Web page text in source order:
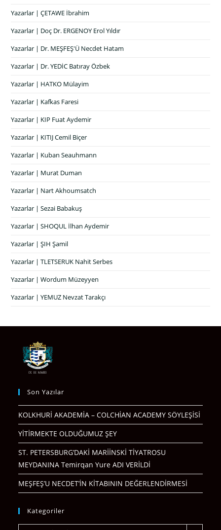
Yazarlar | ÇETAWE İbrahim
Yazarlar | Doç Dr. ERGENOY Erol Yıldır
Yazarlar | Dr. MEŞFEŞ'Ü Necdet Hatam
Yazarlar | Dr. YEDİC Batıray Özbek
Yazarlar | HATKO Mülayim
Yazarlar | Kafkas Faresi
Yazarlar | KIP Fuat Aydemir
Yazarlar | KITIJ Cemil Biçer
Yazarlar | Kuban Seauhmann
Yazarlar | Murat Duman
Yazarlar | Nart Akhoumsatch
Yazarlar | Sezai Babakuş
Yazarlar | SHOQUL İlhan Aydemir
Yazarlar | ŞIH Şamil
Yazarlar | TLETSERUK Nahit Serbes
Yazarlar | Wordum Müzeyyen
Yazarlar | YEMUZ Nevzat Tarakçı
Son Yazılar
KOLKHURİ AKADEMİA – COLCHİAN ACADEMY SÖYLEŞİSİ
YİTİRMEKTE OLDUĞUMUZ ŞEY
ST. PETERSBURG’DAKİ MARİİNSKİ TİYATROSU
MEYDANINA Temirqan Yure ADI VERİLDİ
MEŞFEŞ’U NECDET’İN KİTABININ DEĞERLENDİRMESİ
Kategoriler